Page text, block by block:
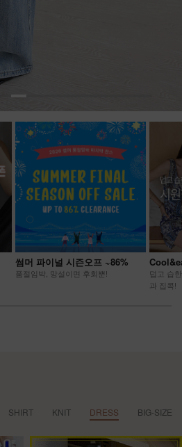
썸머 파이널 시즌오프 ~86%
품절임박, 망설이면 후회뿐!
덥고 습
과 집콕!
SHIRT KNIT DRESS BIG-SIZE